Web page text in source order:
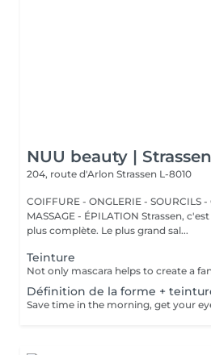
NUU beauty | Strassen
204, route d'Arlon Strassen L-8010
COIFFURE - ONGLERIE - SOURCILS -
MASSAGE - ÉPILATION Strassen, c'est NUU dans sa version la
plus complète. Le plus grand sal...
Teinture
Définition de la forme +